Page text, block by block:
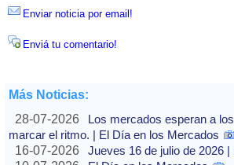
Enviar noticia por email!
Enviá tu comentario!
Más Noticias:
28-07-2026
Los mercados esperan a
marcar el ritmo. | El Día en los Mercados
16-07-2026
Jueves 16 de julio de 2026